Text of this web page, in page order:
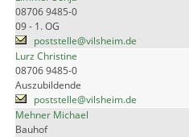
08706 9485-0
09 - 1. OG
poststelle@vilsheim.de
Lurz Christine
08706 9485-0
Auszubildende
poststelle@vilsheim.de
Mehner Michael
Bauhof